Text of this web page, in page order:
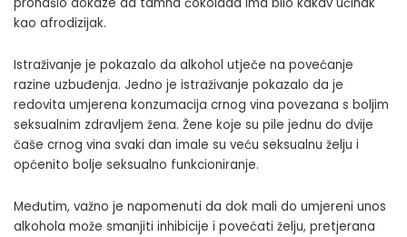
kao afrodizijak.
Istraživanje je pokazalo da alkohol utječe na povećanje
razine uzbuđenja. Jedno je istraživanje pokazalo da je
redovita umjerena konzumacija crnog vina povezana s boljim
seksualnim zdravljem žena. Žene koje su pile jednu do dvije
čaše crnog vina svaki dan imale su veću seksualnu želju i
općenito bolje seksualno funkcioniranje.
Međutim, važno je napomenuti da dok mali do umjereni unos
alkohola može smanjiti inhibicije i povećati želju, pretjerana